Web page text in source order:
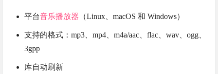
平台音乐播放器 （Linux、macOS 和 Windows）
支持的格式：mp3、mp4、m4a/aac、flac、wav、ogg、
3gpp
库自动刷新